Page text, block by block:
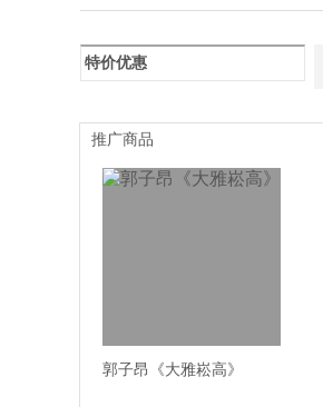
特价优惠
推广商品
郭子昂《大雅崧高》